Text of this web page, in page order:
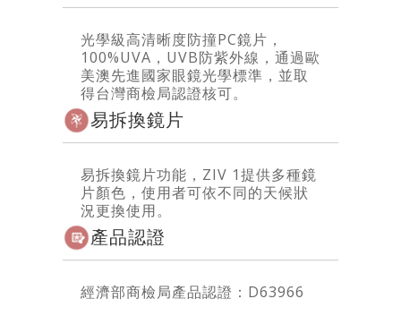
光學級高清晰度防撞PC鏡片，
100%UVA，UVB防紫外線，通過歐
美澳先進國家眼鏡光學標準，並取
得台灣商檢局認證核可。
易拆換鏡片
易拆換鏡片功能，ZIV 1提供多種鏡
片顏色，使用者可依不同的天候狀
況更換使用。
產品認證
經濟部商檢局產品認證：D63966